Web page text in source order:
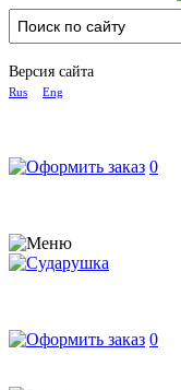
Версия сайта
Rus Eng
0
0